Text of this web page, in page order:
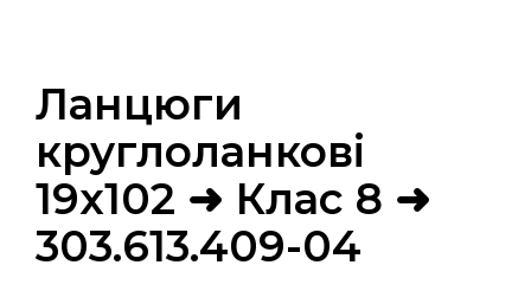
Ланцюги
круглоланкові
19х102 ➜ Клас 8 ➜
303.613.409-04